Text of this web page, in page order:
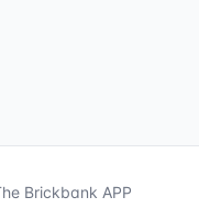
Brickbank APP